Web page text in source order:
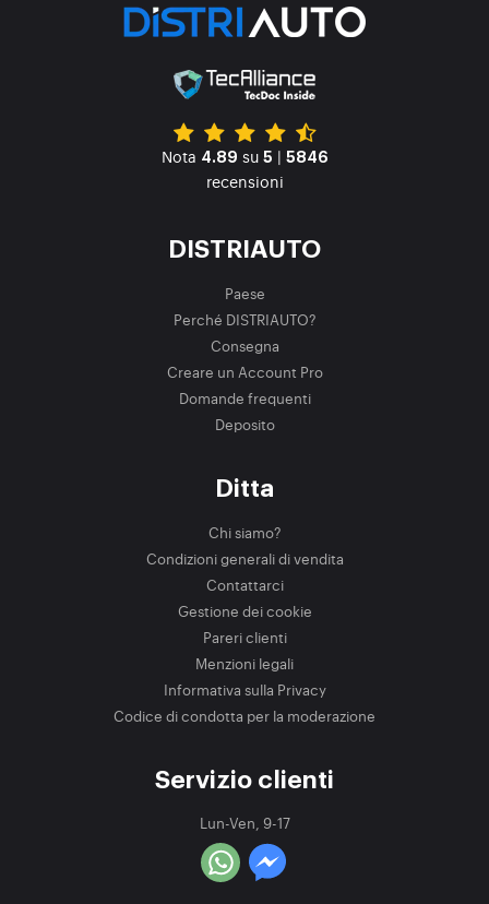
Nota 4.89 su 5 | 5846
recensioni
DISTRIAUTO
Paese
Perché DISTRIAUTO?
Consegna
Creare un Account Pro
Domande frequenti
Deposito
Ditta
Chi siamo?
Condizioni generali di vendita
Contattarci
Gestione dei cookie
Pareri clienti
Menzioni legali
Informativa sulla Privacy
Codice di condotta per la moderazione
Servizio clienti
Lun-Ven, 9-17